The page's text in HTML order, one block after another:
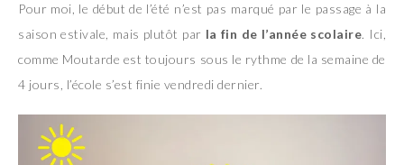
Pour moi, le début de l’été n’est pas marqué par le passage à la
saison estivale, mais plutôt par la fin de l’année scolaire. Ici,
comme Moutarde est toujours sous le rythme de la semaine de
4 jours, l’école s’est finie vendredi dernier.